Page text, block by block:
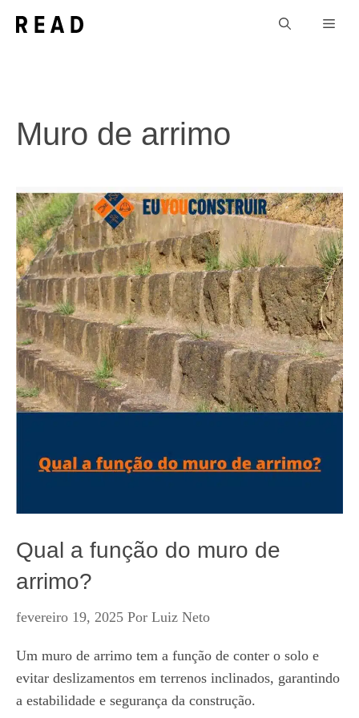
para
Muro de arrimo
Qual a função do muro de
arrimo?
fevereiro 19, 2025 Por Luiz Neto
Um muro de arrimo tem a função de conter o solo e
evitar deslizamentos em terrenos inclinados, garantindo
a estabilidade e segurança da construção.